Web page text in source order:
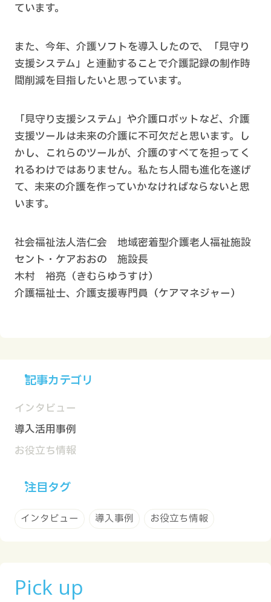
ています。
また、今年、介護ソフトを導入したので、「見守り
支援システム」と連動することで介護記録の制作時
間削減を目指したいと思っています。
「見守り支援システム」や介護ロボットなど、介護
支援ツールは未来の介護に不可欠だと思います。し
かし、これらのツールが、介護のすべてを担ってく
れるわけではありません。私たち人間も進化を遂げ
て、未来の介護を作っていかなければならないと思
います。
社会福祉法人浩仁会 地域密着型介護老人福祉施設
セント・ケアおおの 施設長
木村 裕亮（きむらゆうすけ）
介護福祉士、介護支援専門員（ケアマネジャー）
記事カテゴリ
インタビュー
導入活用事例
お役立ち情報
注目タグ
インタビュー 導入事例 お役立ち情報
Pick up